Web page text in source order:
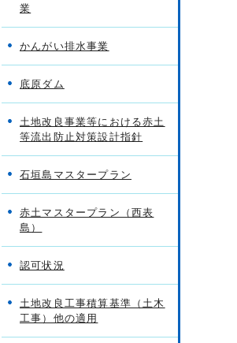
業
かんがい排水事業
底原ダム
土地改良事業等における赤土
等流出防止対策設計指針
石垣島マスタープラン
赤土マスタープラン（西表
島）
認可状況
土地改良工事積算基準（土木
工事）他の適用